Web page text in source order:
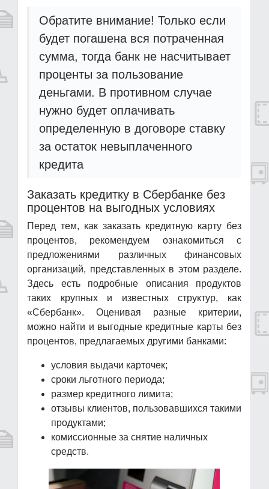
Обратите внимание! Только если
будет погашена вся потраченная
сумма, тогда банк не насчитывает
проценты за пользование
деньгами. В противном случае
нужно будет оплачивать
определенную в договоре ставку
за остаток невыплаченного
кредита
Заказать кредитку в Сбербанке без
процентов на выгодных условиях
Перед тем, как заказать кредитную карту без
процентов, рекомендуем ознакомиться с
предложениями различных финансовых
организаций, представленных в этом разделе.
Здесь есть подробные описания продуктов
таких крупных и известных структур, как
«Сбербанк». Оценивая разные критерии,
можно найти и выгодные кредитные карты без
процентов, предлагаемых другими банками:
условия выдачи карточек;
сроки льготного периода;
размер кредитного лимита;
отзывы клиентов, пользовавшихся такими
продуктами;
комиссионные за снятие наличных
средств.